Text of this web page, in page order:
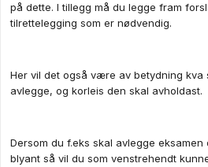
på dette. I tillegg må du legge fram
tilrettelegging som er nødvendig.
Her vil det også være av betydning kva
avlegge, og korleis den skal avholdast.
Dersom du f.eks skal avlegge
blyant så vil du som venstrehendt